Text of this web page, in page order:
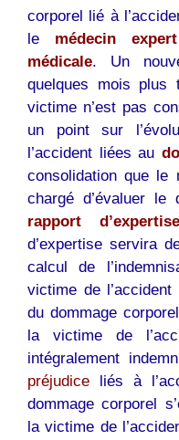
corporel lié à
le médecin expert
médicale. Un
quelques mois
victime n’est pas
un point sur
l’accident liées au
consolidation que le
chargé d’évaluer le
rapport
d’expertise servira
calcul de
victime de l’accident
du dommage
la victime de
intégralement
préjudice liés à
dommage corporel
la victime de